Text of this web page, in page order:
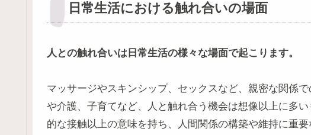
日常生活における触れ合いの場面
人との触れ合いは日常生活の様々な場面で起こります。
マッサージやスキンシップ、セックスなど、親密な関係
や介護、子育てなど、人と触れ合う機会は想像以上に多
的な接触以上の意味を持ち、人間関係の構築や維持に重要